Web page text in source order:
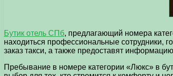
Бутик отель СПб, предлагающий номера
находиться профессиональные сотрудники,
заказ такси, а также предоставят
Пребывание в номере категории «Люкс» в